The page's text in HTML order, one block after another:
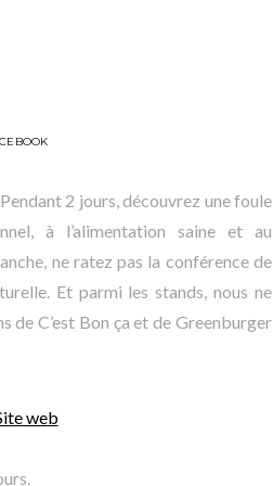
2 jours, découvrez une foule
à l’alimentation saine et au
ne ratez pas la conférence de
Et parmi les stands, nous ne
de C’est Bon ça et de Greenburger
web